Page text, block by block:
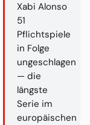
Xabi Alonso
51
Pflichtspiele
in Folge
ungeschlagen
— die
längste
Serie im
europäischen